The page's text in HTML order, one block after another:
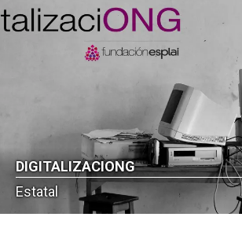
DIGITALIZACIONG
Estatal